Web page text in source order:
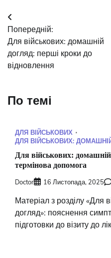
Навігація
записів
Попередній:
Для військових: домашній
догляд: перші кроки до
відновлення
По темі
ДЛЯ ВІЙСЬКОВИХ
ДЛЯ ВІЙСЬКОВИХ:
Для військових:
термінова допомога
Doctor 16 Листопада, 2025
Матеріал з розділу «Для
догляд»: пояснення
підготовки до візиту до